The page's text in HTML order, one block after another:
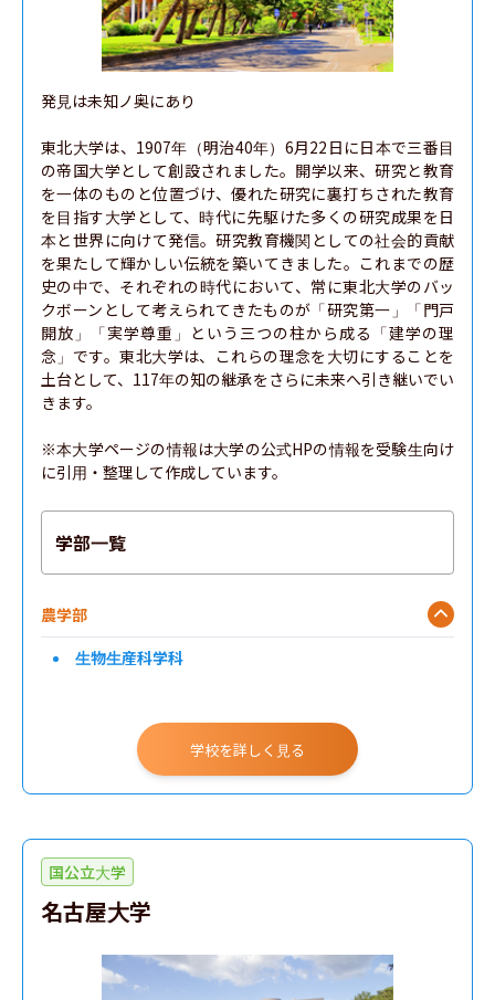
発見は未知ノ奥にあり
東北大学は、1907年（明治40年）6月22日に日本で三番目
の帝国大学として創設されました。開学以来、研究と教育
を一体のものと位置づけ、優れた研究に裏打ちされた教育
を目指す大学として、時代に先駆けた多くの研究成果を日
本と世界に向けて発信。研究教育機関としての社会的貢献
を果たして輝かしい伝統を築いてきました。これまでの歴
史の中で、それぞれの時代において、常に東北大学のバッ
クボーンとして考えられてきたものが「研究第一」「門戸
開放」「実学尊重」という三つの柱から成る「建学の理
念」です。東北大学は、これらの理念を大切にすることを
土台として、117年の知の継承をさらに未来へ引き継いでい
きます。
※本大学ページの情報は大学の公式HPの情報を受験生向け
に引用・整理して作成しています。
学部一覧
農学部
生物生産科学科
学校を詳しく見る
国公立大学
名古屋大学